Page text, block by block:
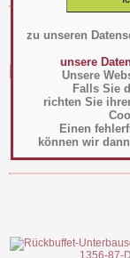
zu unseren
unsere
Unsere
Falls Sie
richten Sie
Einen
können wir
799,00 €
incl. 19% MwSt =